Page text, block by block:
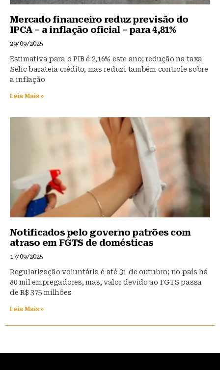
Mercado financeiro reduz previsão do
IPCA – a inflação oficial – para 4,81%
29/09/2025
Estimativa para o PIB é 2,16% este ano; redução na taxa
Selic barateia crédito, mas reduzi também controle sobre
a inflação
Leia Mais »
Notificados pelo governo patrões com
atraso em FGTS de domésticas
17/09/2025
Regularização voluntária é até 31 de outubro; no país há
80 mil empregadores, mas, valor devido ao FGTS passa
de R$ 375 milhões
Leia Mais »